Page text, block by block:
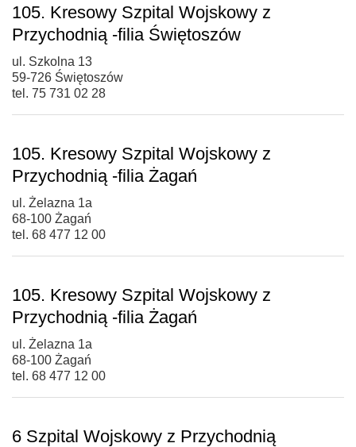
105. Kresowy Szpital Wojskowy z
Przychodnią -filia Świętoszów
ul. Szkolna 13
59-726 Świętoszów
tel. 75 731 02 28
105. Kresowy Szpital Wojskowy z
Przychodnią -filia Żagań
ul. Żelazna 1a
68-100 Żagań
tel. 68 477 12 00
105. Kresowy Szpital Wojskowy z
Przychodnią -filia Żagań
ul. Żelazna 1a
68-100 Żagań
tel. 68 477 12 00
6 Szpital Wojskowy z Przychodnią